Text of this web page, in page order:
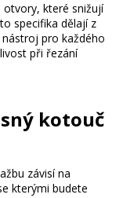
otvory, které snižují
specifika dělají z
pro každého
při řezání
kotouč
závisí na
kterými budete